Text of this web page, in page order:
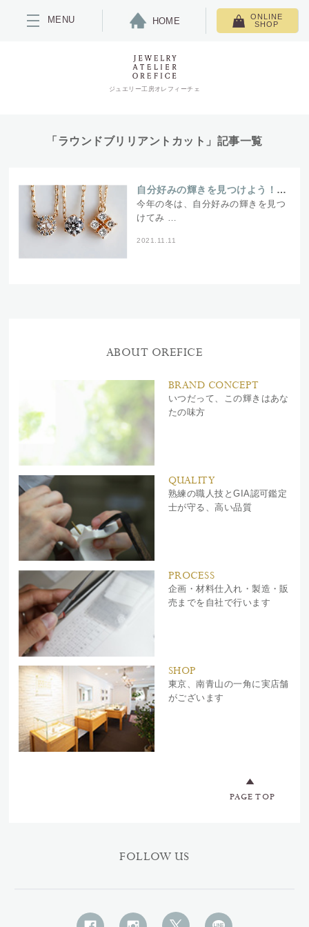
MENU HOME
ONLINE
SHOP
ジュエリー工房オレフィーチェ
「ラウンドブリリアントカット」記事一覧
自分好みの輝きを見つけよう！ダイヤモンドのカットいろいろ
今年の冬は、自分好みの輝きを見つ
けてみ …
2021.11.11
ABOUT OREFICE
BRAND CONCEPT
いつだって、この輝きはあな
たの味方
QUALITY
熟練の職人技とGIA認可鑑定
士が守る、高い品質
PROCESS
企画・材料仕入れ・製造・販
売までを自社で行います
SHOP
東京、南青山の一角に実店舗
がございます
PAGE TOP
FOLLOW US